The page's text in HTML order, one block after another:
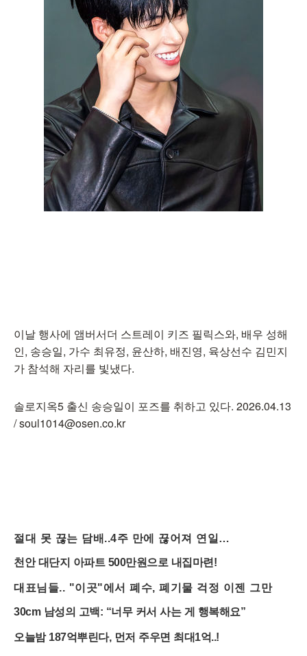
이날 행사에 앰버서더 스트레이 키즈 필릭스와, 배우 성해
인, 송승일, 가수 최유정, 윤산하, 배진영, 육상선수 김민지
가 참석해 자리를 빛냈다.
솔로지옥5 출신 송승일이 포즈를 취하고 있다. 2026.04.13
/ soul1014@osen.co.kr